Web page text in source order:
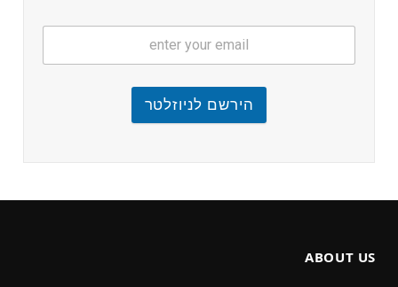
הירשם לניוזלטר
ABOUT US